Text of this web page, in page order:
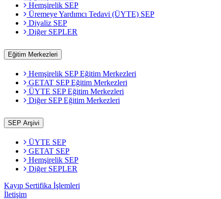
Hemşirelik SEP
Üremeye Yardımcı Tedavi (ÜYTE) SEP
Diyaliz SEP
Diğer SEPLER
Eğitim Merkezleri
Hemşirelik SEP Eğitim Merkezleri
GETAT SEP Eğitim Merkezleri
ÜYTE SEP Eğitim Merkezleri
Diğer SEP Eğitim Merkezleri
SEP Arşivi
ÜYTE SEP
GETAT SEP
Hemşirelik SEP
Diğer SEPLER
Kayıp Sertifika İşlemleri
İletişim